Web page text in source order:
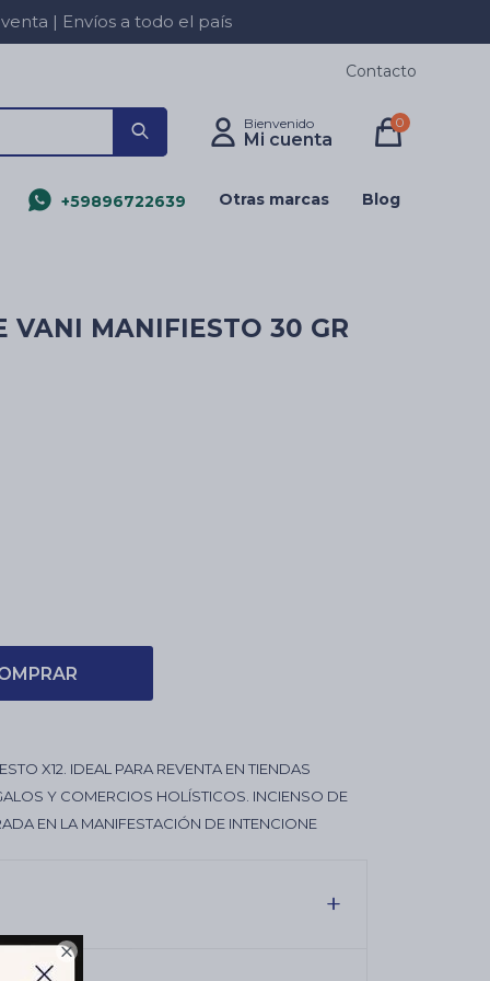

| Envíos a todo el país
+59896722639 Otras marcas Blog
0
Contacto
VANI MANIFIESTO 30 GR
X12. IDEAL PARA REVENTA EN TIENDAS
Y COMERCIOS HOLÍSTICOS. INCIENSO DE
EN LA MANIFESTACIÓN DE INTENCIONE